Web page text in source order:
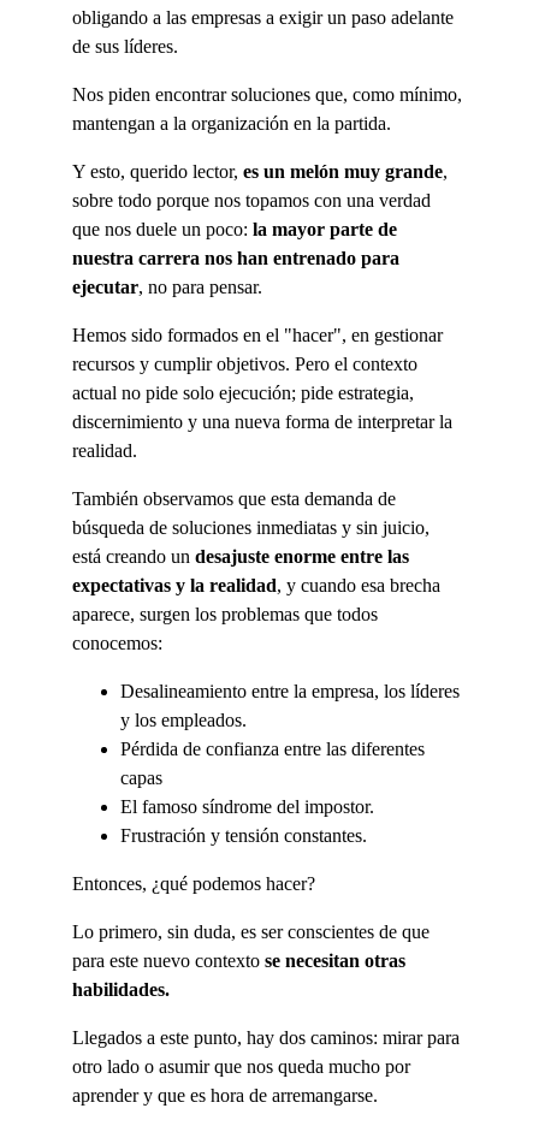
obligando a las empresas a exigir un paso adelante
de sus líderes.
Nos piden encontrar soluciones que, como mínimo,
mantengan a la organización en la partida.
Y esto, querido lector, es un melón muy grande,
sobre todo porque nos topamos con una verdad
que nos duele un poco: la mayor parte de
nuestra carrera nos han entrenado para
ejecutar, no para pensar.
Hemos sido formados en el "hacer", en gestionar
recursos y cumplir objetivos. Pero el contexto
actual no pide solo ejecución; pide estrategia,
discernimiento y una nueva forma de interpretar la
realidad.
También observamos que esta demanda de
búsqueda de soluciones inmediatas y sin juicio,
está creando un desajuste enorme entre las
expectativas y la realidad, y cuando esa brecha
aparece, surgen los problemas que todos
conocemos:
Desalineamiento entre la empresa, los líderes
y los empleados.
Pérdida de confianza entre las diferentes
capas
El famoso síndrome del impostor.
Frustración y tensión constantes.
Entonces, ¿qué podemos hacer?
Lo primero, sin duda, es ser conscientes de que
para este nuevo contexto se necesitan otras
habilidades.
Llegados a este punto, hay dos caminos: mirar para
otro lado o asumir que nos queda mucho por
aprender y que es hora de arremangarse.